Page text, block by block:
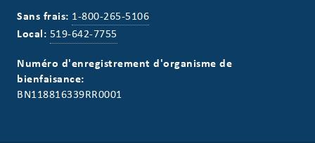
Sans frais: 1-800-265-5106
Local: 519-642-7755
Numéro d'enregistrement d'organisme de
bienfaisance:
BN118816339RR0001